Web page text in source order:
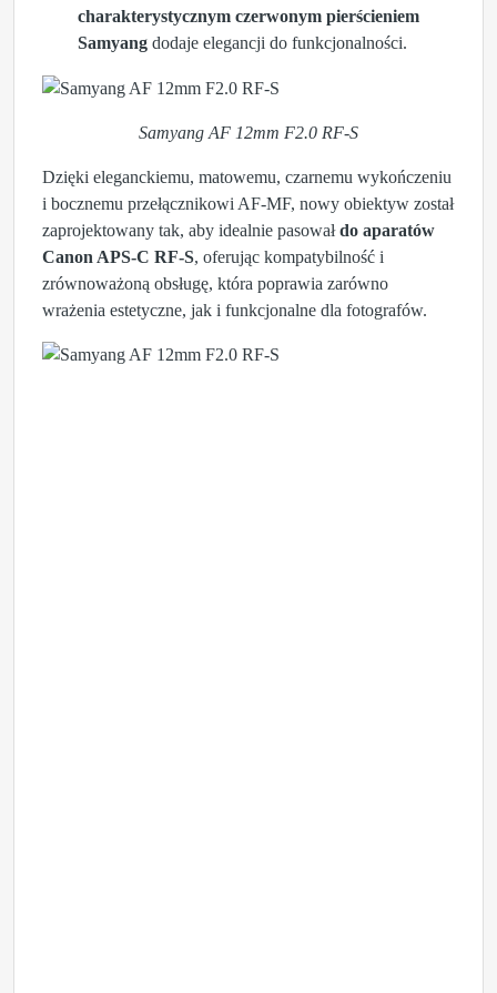
charakterystycznym czerwonym pierścieniem
Samyang dodaje elegancji do funkcjonalności.
Samyang AF 12mm F2.0 RF-S
Dzięki eleganckiemu, matowemu, czarnemu wykończeniu
i bocznemu przełącznikowi AF-MF, nowy obiektyw został
zaprojektowany tak, aby idealnie pasowałdo aparatów
Canon APS-C RF-S, oferując kompatybilność i
zrównoważoną obsługę, która poprawia zarówno
wrażenia estetyczne, jak i funkcjonalne dla fotografów.